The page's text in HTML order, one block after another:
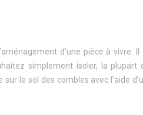
d’une pièce à vivre. Il
simplement isoler, la plupart
le sol des combles avec l’aide